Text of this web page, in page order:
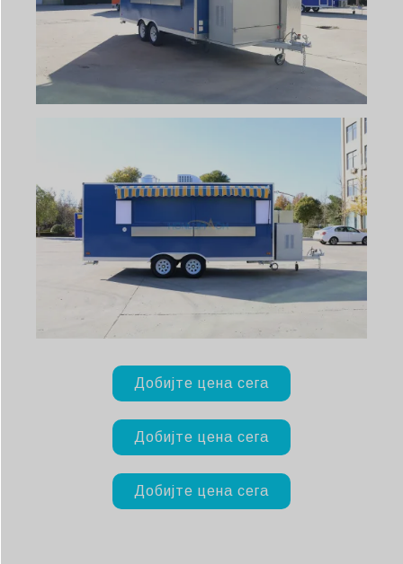
Добијте цена сега
Добијте цена сега
Добијте цена сега